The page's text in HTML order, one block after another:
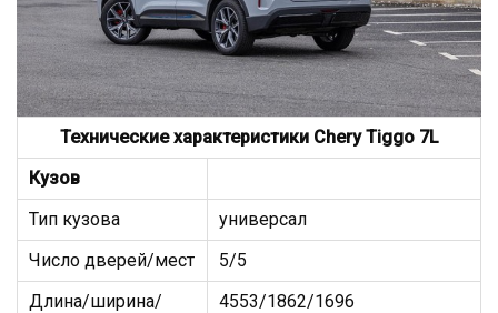
Технические характеристики Chery Tiggo 7L
Кузов
Тип кузова
универсал
Число дверей/мест
5/5
Длина/ширина/
4553/1862/1696